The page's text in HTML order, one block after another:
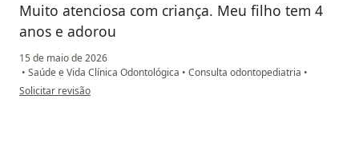
Muito atenciosa com criança. Meu filho tem 4
anos e adorou
15 de maio de 2026
• Saúde e Vida Clínica Odontológica • Consulta odontopediatria •
na opinião do utilizador B P
Solicitar revisão